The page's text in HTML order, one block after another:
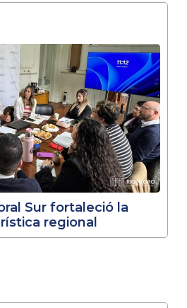
Sur fortaleció la
regional